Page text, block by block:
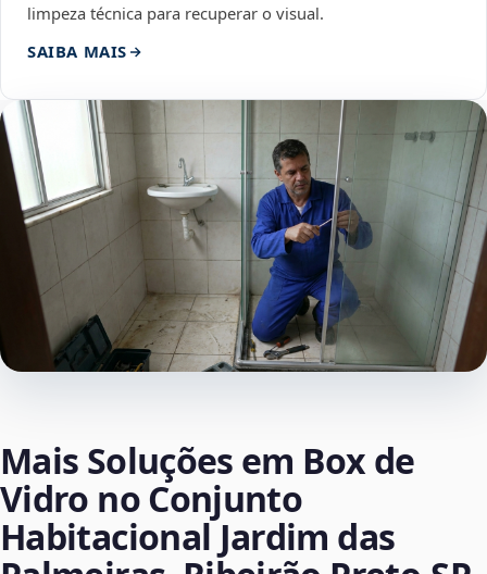
limpeza técnica para recuperar o visual.
SAIBA MAIS
Mais Soluções em Box de
Vidro no Conjunto
Habitacional Jardim das